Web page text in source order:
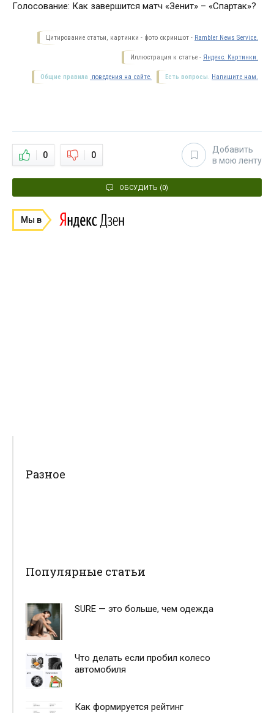
Голосование: Как завершится матч «Зенит» – «Спартак»?
Цитирование статьи, картинки - фото скриншот - Rambler News Service.
Иллюстрация к статье - Яндекс. Картинки.
Есть вопросы. Напишите нам.
Общие правила поведения на сайте.
0 0
Добавить
в мою ленту
ОБСУДИТЬ (0)
Мы в
Разное
Популярные статьи
SURE — это больше, чем одежда
Что делать если пробил колесо
автомобиля
Как формируется рейтинг